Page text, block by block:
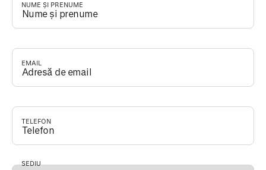
NUME ȘI PRENUME
EMAIL
TELEFON
SEDIU